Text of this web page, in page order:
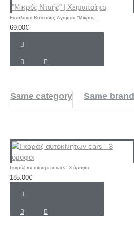
69,00€
Same category Same brand
Γκαράζ αυτοκίνητων cars - 3 όροφοι
185,00€